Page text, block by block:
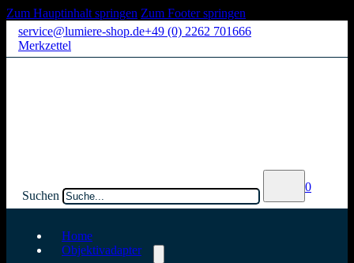
Zum Hauptinhalt springen Zum Footer springen
service@lumiere-shop.de+49 (0) 2262 701666
Merkzettel
Suchen
0
Home
Objektivadapter